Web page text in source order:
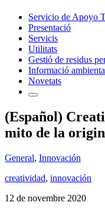
Servicio de Apoyo
Presentació
Servicis
Utilitats
Gestió de residus
Informació
Novetats
(Español)
mito de la
General, Innovación
creatividad, innovación
12 de novembre 2020